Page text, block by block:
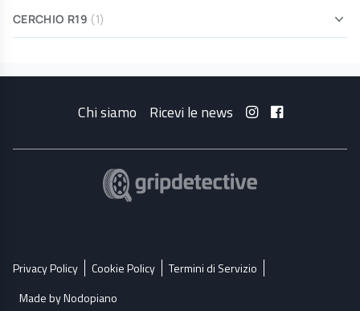
CERCHIO R19 (1)
Chi siamo Ricevi le news
Privacy Policy Cookie Policy
Termini di Servizio
Made by Nodopiano